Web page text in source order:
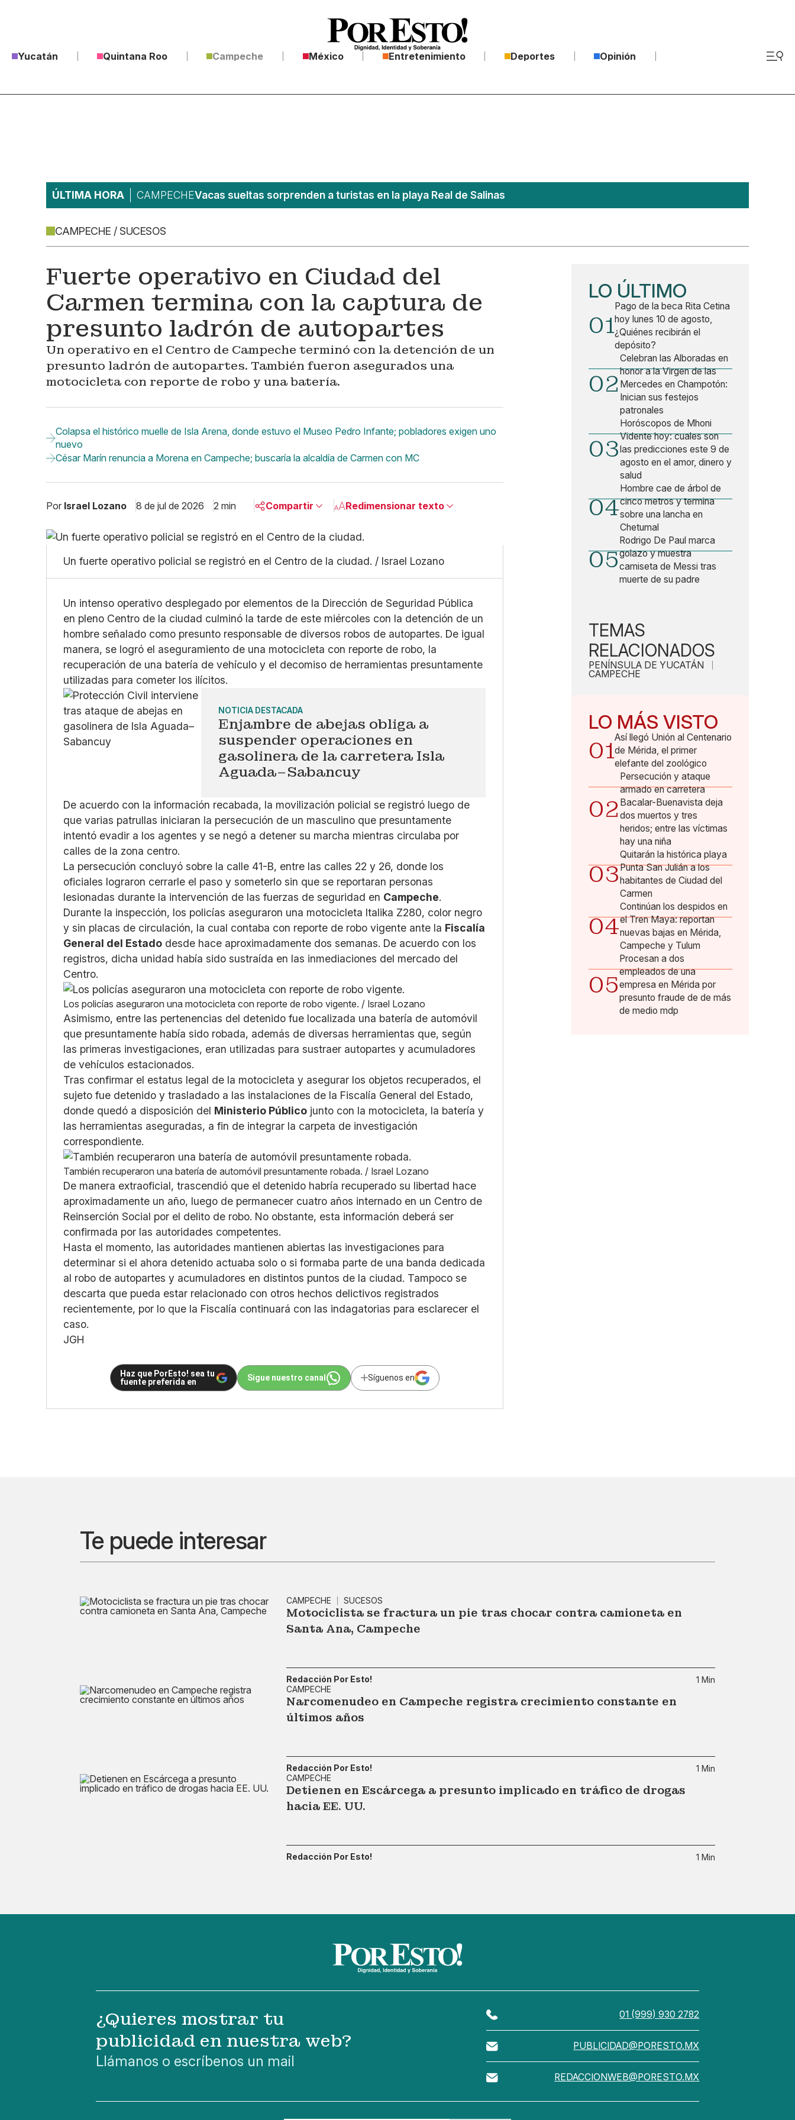
Yucatán Quintana Roo Campeche México Entretenimiento Deportes Opinión
ÚLTIMA HORA CAMPECHEVacas sueltas sorprenden a turistas en la playa Real de Salinas
CAMPECHE / SUCESOS
Fuerte operativo en Ciudad del
Carmen termina con la captura de
presunto ladrón de autopartes
Un operativo en el Centro de Campeche terminó con la detención de un
presunto ladrón de autopartes. También fueron asegurados una
motocicleta con reporte de robo y una batería.
Colapsa el histórico muelle de Isla Arena, donde estuvo el Museo Pedro Infante; pobladores exigen uno
nuevo
César Marín renuncia a Morena en Campeche; buscaría la alcaldía de Carmen con MC
Por Israel Lozano 8 de jul de 2026 2 min Compartir
Linkedin
Facebook
Copiar enlace
Redimensionar texto
Pequeño
Grande
Un fuerte operativo policial se registró en el Centro de la ciudad. / Israel Lozano
Un intenso operativo desplegado por elementos de la Dirección de Seguridad Pública
en pleno Centro de la ciudad culminó la tarde de este miércoles con la detención de un
hombre señalado como presunto responsable de diversos robos de autopartes. De igual
manera, se logró el aseguramiento de una motocicleta con reporte de robo, la
recuperación de una batería de vehículo y el decomiso de herramientas presuntamente
utilizadas para cometer los ilícitos.
NOTICIA DESTACADA
Enjambre de abejas obliga a
suspender operaciones en
gasolinera de la carretera Isla
Aguada–Sabancuy
De acuerdo con la información recabada, la movilización policial se registró luego de
que varias patrullas iniciaran la persecución de un masculino que presuntamente
intentó evadir a los agentes y se negó a detener su marcha mientras circulaba por
calles de la zona centro.
La persecución concluyó sobre la calle 41-B, entre las calles 22 y 26, donde los
oficiales lograron cerrarle el paso y someterlo sin que se reportaran personas
lesionadas durante la intervención de las fuerzas de seguridad en Campeche.
Durante la inspección, los policías aseguraron una motocicleta Italika Z280, color negro
y sin placas de circulación, la cual contaba con reporte de robo vigente ante la Fiscalía
General del Estado desde hace aproximadamente dos semanas. De acuerdo con los
registros, dicha unidad había sido sustraída en las inmediaciones del mercado del
Centro.
Los policías aseguraron una motocicleta con reporte de robo vigente. / Israel Lozano
Asimismo, entre las pertenencias del detenido fue localizada una batería de automóvil
que presuntamente había sido robada, además de diversas herramientas que, según
las primeras investigaciones, eran utilizadas para sustraer autopartes y acumuladores
de vehículos estacionados.
Tras confirmar el estatus legal de la motocicleta y asegurar los objetos recuperados, el
sujeto fue detenido y trasladado a las instalaciones de la Fiscalía General del Estado,
donde quedó a disposición del Ministerio Público junto con la motocicleta, la batería y
las herramientas aseguradas, a fin de integrar la carpeta de investigación
correspondiente.
También recuperaron una batería de automóvil presuntamente robada. / Israel Lozano
De manera extraoficial, trascendió que el detenido habría recuperado su libertad hace
aproximadamente un año, luego de permanecer cuatro años internado en un Centro de
Reinserción Social por el delito de robo. No obstante, esta información deberá ser
confirmada por las autoridades competentes.
Hasta el momento, las autoridades mantienen abiertas las investigaciones para
determinar si el ahora detenido actuaba solo o si formaba parte de una banda dedicada
al robo de autopartes y acumuladores en distintos puntos de la ciudad. Tampoco se
descarta que pueda estar relacionado con otros hechos delictivos registrados
recientemente, por lo que la Fiscalía continuará con las indagatorias para esclarecer el
caso.
JGH
Haz que PorEsto! sea tu
fuente preferida en
Sigue nuestro canal Síguenos en
LO ÚLTIMO
01
Pago de la beca Rita Cetina
hoy lunes 10 de agosto,
¿Quiénes recibirán el
depósito?
02
Celebran las Alboradas en
honor a la Virgen de las
Mercedes en Champotón:
Inician sus festejos
patronales
03
Horóscopos de Mhoni
Vidente hoy: cuales son
las predicciones este 9 de
agosto en el amor, dinero y
salud
04
Hombre cae de árbol de
cinco metros y termina
sobre una lancha en
Chetumal
05
Rodrigo De Paul marca
golazo y muestra
camiseta de Messi tras
muerte de su padre
TEMAS
RELACIONADOS
PENÍNSULA DE YUCATÁN
CAMPECHE
LO MÁS VISTO
01Así llegó Unión al Centenario
de Mérida, el primer
elefante del zoológico
02
Persecución y ataque
armado en carretera
Bacalar-Buenavista deja
dos muertos y tres
heridos; entre las víctimas
hay una niña
03
Quitarán la histórica playa
Punta San Julián a los
habitantes de Ciudad del
Carmen
04
Continúan los despidos en
el Tren Maya: reportan
nuevas bajas en Mérida,
Campeche y Tulum
05
Procesan a dos
empleados de una
empresa en Mérida por
presunto fraude de de más
de medio mdp
Te puede interesar
CAMPECHE SUCESOS
Motociclista se fractura un pie tras chocar contra camioneta en
Santa Ana, Campeche
Redacción Por Esto!
1 Min
CAMPECHE
Narcomenudeo en Campeche registra crecimiento constante en
últimos años
Redacción Por Esto!
1 Min
CAMPECHE
Detienen en Escárcega a presunto implicado en tráfico de drogas
hacia EE. UU.
Redacción Por Esto! 1 Min
¿Quieres mostrar tu
publicidad en nuestra web?
Llámanos o escríbenos un mail
01 (999) 930 2782
PUBLICIDAD@PORESTO.MX
REDACCIONWEB@PORESTO.MX